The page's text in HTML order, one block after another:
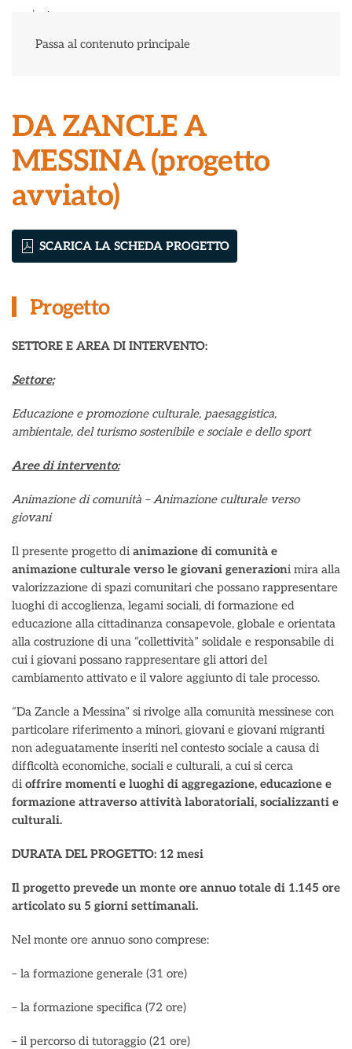
Passa al contenuto principale
DA ZANCLE A
MESSINA (progetto
avviato)
SCARICA LA SCHEDA PROGETTO
Progetto
SETTORE E AREA DI INTERVENTO:
Settore:
Educazione e promozione culturale, paesaggistica,
ambientale, del turismo sostenibile e sociale e dello sport
Aree di intervento:
Animazione di comunità – Animazione culturale verso
giovani
Il presente progetto di animazione di comunità e
animazione culturale verso le giovani generazioni mira alla
valorizzazione di spazi comunitari che possano rappresentare
luoghi di accoglienza, legami sociali, di formazione ed
educazione alla cittadinanza consapevole, globale e orientata
alla costruzione di una “collettività” solidale e responsabile di
cui i giovani possano rappresentare gli attori del
cambiamento attivato e il valore aggiunto di tale processo.
“Da Zancle a Messina” si rivolge alla comunità messinese con
particolare riferimento a minori, giovani e giovani migranti
non adeguatamente inseriti nel contesto sociale a causa di
difficoltà economiche, sociali e culturali, a cui si cerca
di offrire momenti e luoghi di aggregazione, educazione e
formazione attraverso attività laboratoriali, socializzanti e
culturali.
DURATA DEL PROGETTO: 12 mesi
Il progetto prevede un monte ore annuo totale di 1.145 ore
articolato su 5 giorni settimanali.
Nel monte ore annuo sono comprese:
– la formazione generale (31 ore)
– la formazione specifica (72 ore)
– il percorso di tutoraggio (21 ore)